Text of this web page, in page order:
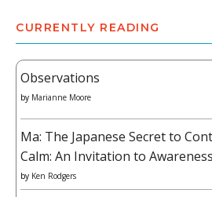
CURRENTLY READING
Observations
by Marianne Moore
Ma: The Japanese Secret to
Calm: An Invitation to Awareness
by Ken Rodgers